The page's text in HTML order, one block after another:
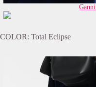
Ganni
COLOR: Total Eclipse